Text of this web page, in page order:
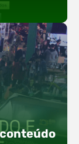
a
do